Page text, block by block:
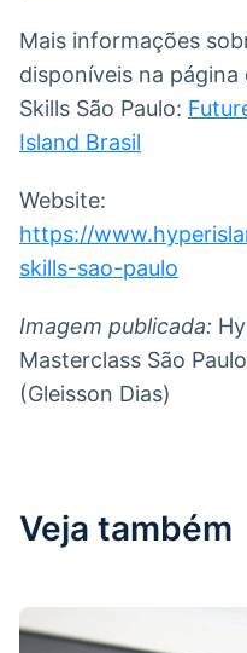
Mais informações
disponíveis na
Skills São Paulo:
Island Brasil
Website:
https://
skills-sao-paulo
Imagem publicada:
Masterclass São
(Gleisson Dias)
Veja também